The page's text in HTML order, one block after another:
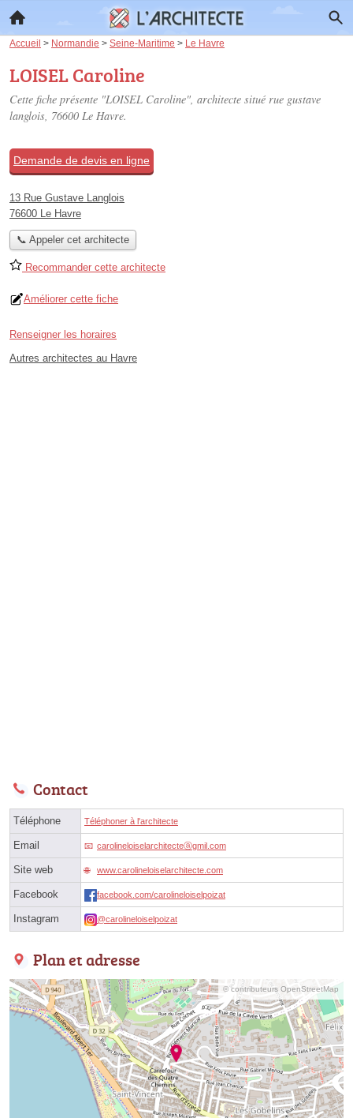
Accueil > Normandie > Seine-Maritime > Le Havre
LOISEL Caroline
Cette fiche présente "LOISEL Caroline", architecte situé rue gustave
langlois, 76600 Le Havre.
Demande de devis en ligne
13 Rue Gustave Langlois
76600 Le Havre
📞 Appeler cet architecte
Recommander cette architecte
Améliorer cette fiche
Renseigner les horaires
Autres architectes au Havre
Contact
Téléphone Téléphoner à l'architecte
Email carolineloiselarchitecteⓐgmil.com
Site web www.carolineloiselarchitecte.com
Facebook facebook.com/carolineloiselpoizat
Instagram @carolineloiselpoizat
Plan et adresse
© contributeurs OpenStreetMap